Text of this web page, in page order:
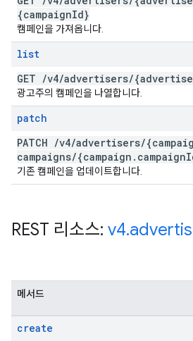
{campaignId}
캠페인을 가져옵니다.
list
GET /v4/advertisers/
광고주의 캠페인을 나열합니다.
patch
PATCH /v4/advertisers/
campaigns/{campaign . campaign
기존 캠페인을 업데이트합니다.
REST 리소스: v4.
메서드
create